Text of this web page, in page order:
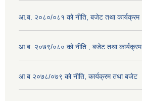
आ.ब. २०८०/०८१ को नीति, बजेट तथा कार्यक्रम
आ.ब. २०७९/०८० को नीति , बजेट तथा कार्यक्रम
आ ब २०७८/०७९ को नीति, कार्यक्रम तथा बजेट